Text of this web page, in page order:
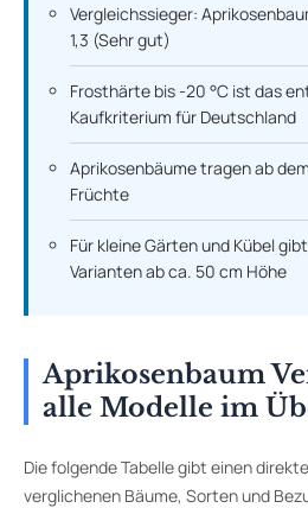
Vergleichssieger:
1,3 (Sehr gut)
Frosthärte bis -20 °C ist das
Kaufkriterium für Deutschland
Aprikosenbäume tragen ab
Früchte
Für kleine Gärten und Kübel
Varianten ab ca. 50 cm Höhe
Aprikosenbaum
alle Modelle im
Die folgende Tabelle gibt einen
verglichenen Bäume, Sorten und